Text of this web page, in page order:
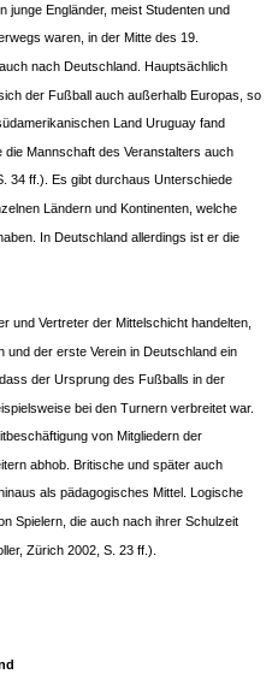
junge Engländer, meist Studenten und
waren, in der Mitte des 19.
nach Deutschland. Hauptsächlich
der Fußball auch außerhalb Europas, so
Land Uruguay fand
Mannschaft des Veranstalters auch
34 ff.). Es gibt durchaus Unterschiede
Ländern und Kontinenten, welche
In Deutschland allerdings ist er die
und Vertreter der Mittelschicht handelten,
und der erste Verein in Deutschland ein
der Ursprung des Fußballs in der
bei den Turnern verbreitet war.
von Mitgliedern der
abhob. Britische und später auch
als pädagogisches Mittel. Logische
Spielern, die auch nach ihrer Schulzeit
Zürich 2002, S. 23 ff.).